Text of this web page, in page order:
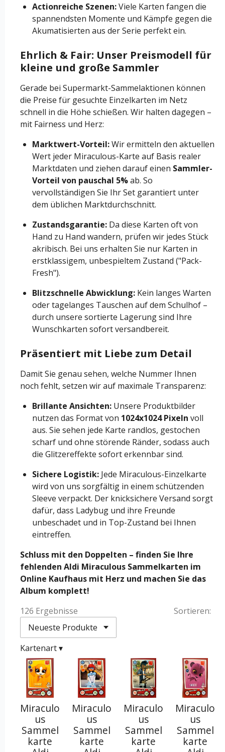
Actionreiche Szenen:Viele Karten fangen die
spannendsten Momente und Kämpfe gegen die
Akumatisierten aus der Serie perfekt ein.
Ehrlich & Fair: Unser Preismodell für
kleine und große Sammler
Gerade bei Supermarkt-Sammelaktionen können
die Preise für gesuchte Einzelkarten im Netz
schnell in die Höhe schießen. Wir halten dagegen –
mit Fairness und Herz:
Marktwert-Vorteil:Wir ermitteln den aktuellen
Wert jeder Miraculous-Karte auf Basis realer
Marktdaten und ziehen darauf einen Sammler-
Vorteil von pauschal 5%ab. So
vervollständigen Sie Ihr Set garantiert unter
dem üblichen Marktdurchschnitt.
Zustandsgarantie: Da diese Karten oft von
Hand zu Hand wandern, prüfen wir jedes Stück
akribisch. Bei uns erhalten Sie nur Karten in
erstklassigem, unbespieltem Zustand ("Pack-
Fresh").
Blitzschnelle Abwicklung: Kein langes Warten
oder tagelanges Tauschen auf dem Schulhof –
durch unsere sortierte Lagerung sind Ihre
Wunschkarten sofort versandbereit.
Präsentiert mit Liebe zum Detail
Damit Sie genau sehen, welche Nummer Ihnen
noch fehlt, setzen wir auf maximale Transparenz:
Brillante Ansichten: Unsere Produktbilder
nutzen das Format von 1024x1024 Pixeln voll
aus. Sie sehen jede Karte randlos, gestochen
scharf und ohne störende Ränder, sodass auch
die Glitzereffekte sofort erkennbar sind.
Sichere Logistik: Jede Miraculous-Einzelkarte
wird von uns sorgfältig in einem schützenden
Sleeve verpackt. Der knicksichere Versand sorgt
dafür, dass Ladybug und ihre Freunde
unbeschadet und in Top-Zustand bei Ihnen
eintreffen.
Schluss mit den Doppelten – finden Sie Ihre
fehlenden Aldi Miraculous Sammelkarten im
Online Kaufhaus mit Herz und machen Sie das
Album komplett!
126 Ergebnisse
Sortieren:
Kartenart▾
Miraculo
us
Sammel
karte
Miraculo
us
Sammel
karte
Miraculo
us
Sammel
karte
Miraculo
us
Sammel
karte